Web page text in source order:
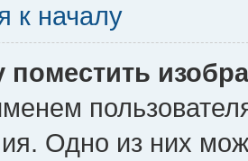
к началу
поместить
Одно из них